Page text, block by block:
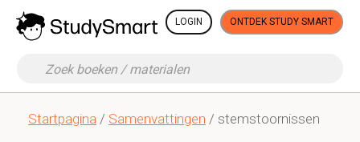
LOGIN ONTDEK STUDY SMART
Startpagina / Samenvattingen / stemstoornissen